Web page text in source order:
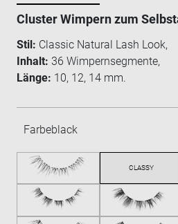
Cluster Wimpern zum
Stil: Classic Natural Lash Look,
Inhalt: 36 Wimpernsegmente,
Länge: 10, 12, 14 mm.
Farbeblack